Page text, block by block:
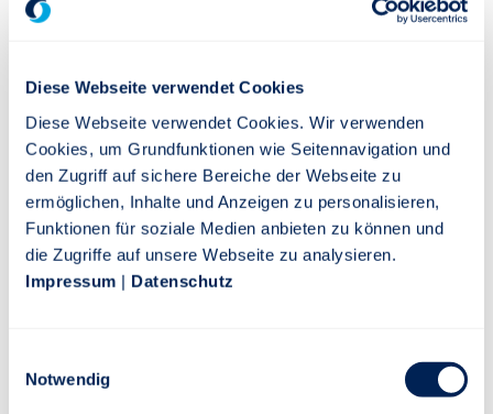
Diese Webseite verwendet Cookies
Diese Webseite verwendet Cookies. Wir verwenden
Cookies, um Grundfunktionen wie Seitennavigation und
den Zugriff auf sichere Bereiche der Webseite zu
ermöglichen, Inhalte und Anzeigen zu personalisieren,
Funktionen für soziale Medien anbieten zu können und
die Zugriffe auf unsere Webseite zu analysieren.
Impressum | Datenschutz
Notwendig
Versicherung AG und DIREKTE LEBEN Versicherung AG.
Vertriebswege AO/Bank, Kooperationen, Direktvertrieb
für die LV und SHU
Kurzbiografie
Pressebild